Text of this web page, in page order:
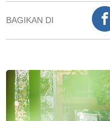
BAGIKAN DI